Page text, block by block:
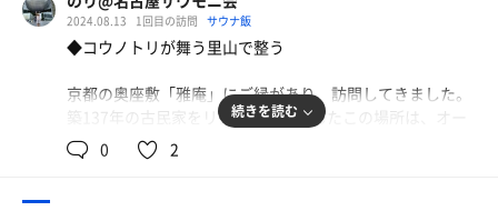
2024.08.13 1回目の訪問 サウナ飯
◆コウノトリが舞う里山で整う
京都の奥座敷「雅庵」にご縁があり、訪問してきました。
築137年の古民家をリノベーションしたこの場所は、オー
ナーのロマンと自然が融合した特別な空間です。
続きを読む
0 2